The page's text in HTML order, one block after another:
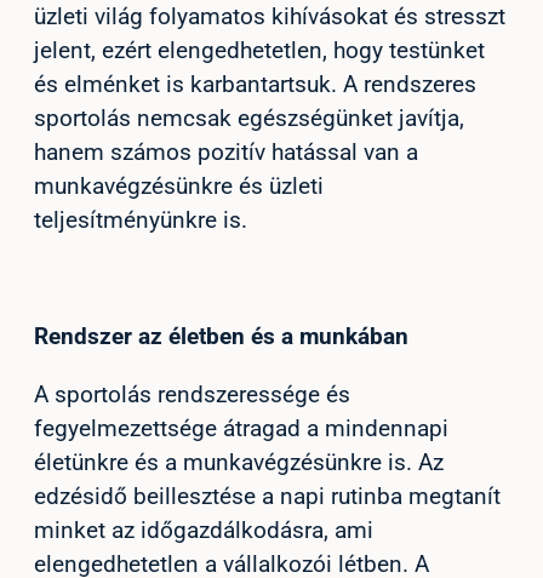
üzleti világ folyamatos kihívásokat és stresszt
jelent, ezért elengedhetetlen, hogy testünket
és elménket is karbantartsuk. A rendszeres
sportolás nemcsak egészségünket javítja,
hanem számos pozitív hatással van a
munkavégzésünkre és üzleti
teljesítményünkre is.
Rendszer az életben és a munkában
A sportolás rendszeressége és
fegyelmezettsége átragad a mindennapi
életünkre és a munkavégzésünkre is. Az
edzésidő beillesztése a napi rutinba megtanít
minket az időgazdálkodásra, ami
elengedhetetlen a vállalkozói létben. A